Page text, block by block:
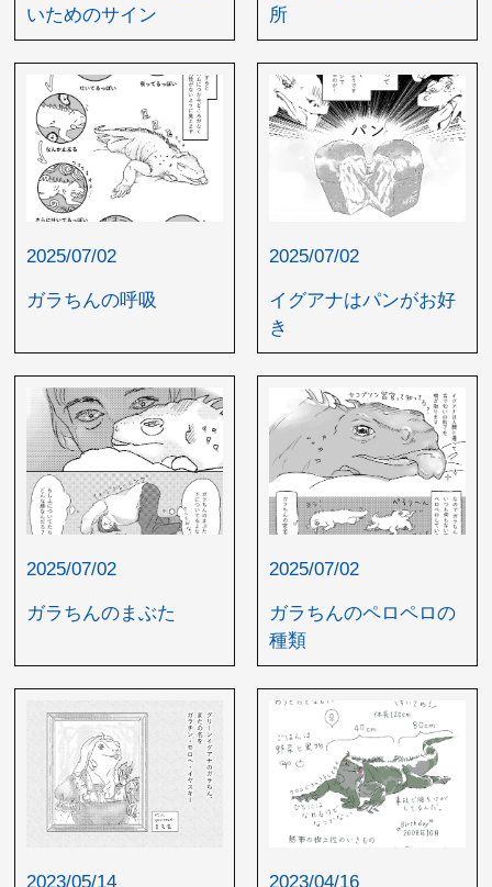
いためのサイン
所
2025/07/02
ガラちんの呼吸
2025/07/02
イグアナはパンがお好
き
2025/07/02
ガラちんのまぶた
2025/07/02
ガラちんのペロペロの
種類
2023/05/14 2023/04/16